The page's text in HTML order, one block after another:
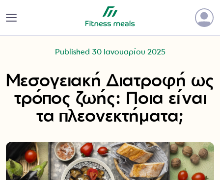
Published 30 Ιανουαρίου 2025
Μεσογειακή Διατροφή ως
τρόπος ζωής: Ποια είναι
τα πλεονεκτήματα;